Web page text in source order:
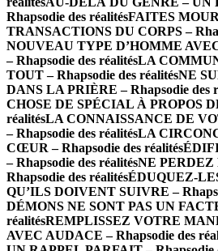
Rhapsodie des réalitésFAITES
TRANSACTIONS DU CORPS –
NOUVEAU TYPE D’HOMME
– Rhapsodie des réalitésLA
TOUT – Rhapsodie des réalitésNE
DANS LA PRIÈRE – Rhapsodie des
CHOSE DE SPÉCIAL À PROPOS
réalitésLA CONNAISSANCE DE
– Rhapsodie des réalitésLA
CŒUR – Rhapsodie des réalités
– Rhapsodie des réalitésNE PERDEZ
Rhapsodie des réalitésÉDUQUEZ-
QU’ILS DOIVENT SUIVRE –
DÉMONS NE SONT PAS UN
réalitésREMPLISSEZ VOTRE
AVEC AUDACE – Rhapsodie des